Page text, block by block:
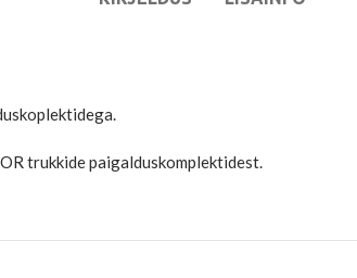
trukkide paigalduskomplektidest.